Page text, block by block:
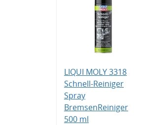
LIQUI MOLY 3318
Schnell-Reiniger
Spray
BremsenReiniger
500 ml